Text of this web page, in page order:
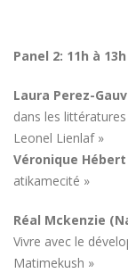
Panel 2: 11h à 13h
Laura Perez-
dans les
Leonel Lienlaf »
Véronique Hébert
atikamecité »
Réal Mckenzie
Vivre avec le
Matimekush »